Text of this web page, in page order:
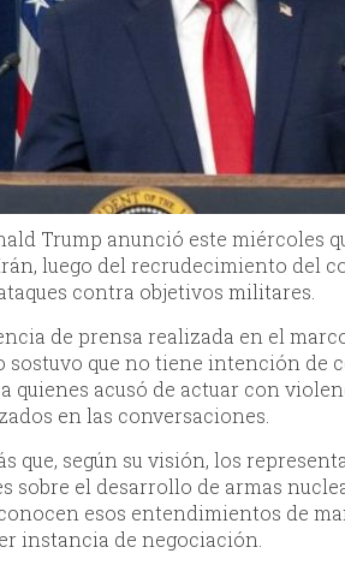
Trump anunció este miércoles
luego del recrudecimiento del
contra objetivos militares.
de prensa realizada en el
sostuvo que no tiene intención de
quienes acusó de actuar con
en las conversaciones.
que, según su visión, los
sobre el desarrollo de armas
esos entendimientos de
instancia de negociación.